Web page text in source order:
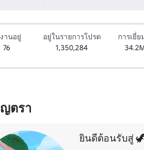
านอยู่
76
อยู่ในรายการโปรด
1,350,284
การเยี่
ตรา
ยินดีต้อนรับสู่